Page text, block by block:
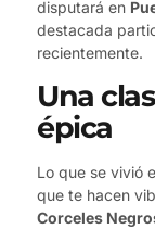
disputará en
destacada
recientemente.
Una
épica
Lo que se vivió
que te hacen
Corceles